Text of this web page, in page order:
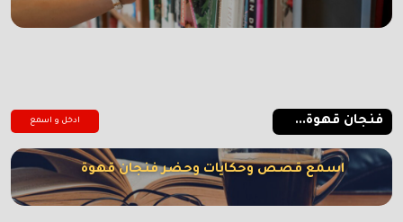
فنجان قهوة... ادخل و اسمع
اسمع قصص وحكايات وحضر فنجان قهوة